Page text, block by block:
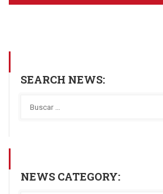
SEARCH NEWS:
NEWS CATEGORY: